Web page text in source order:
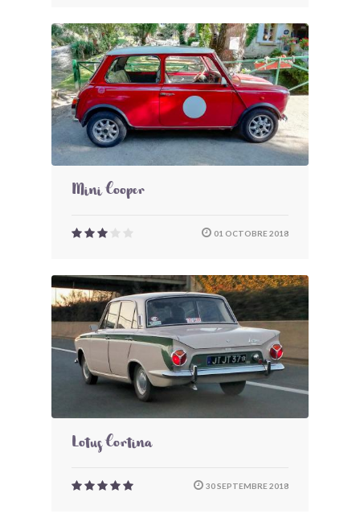
Mini Cooper
01 OCTOBRE 2018
Lotus Cortina
30 SEPTEMBRE 2018